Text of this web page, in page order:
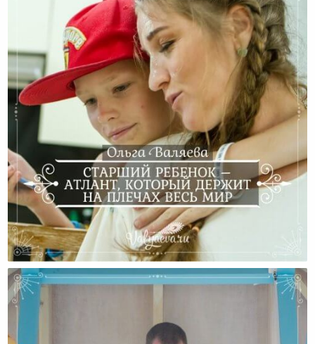
Старший Ребенок – Атлант, Который Держит На
Плечах Весь Мир